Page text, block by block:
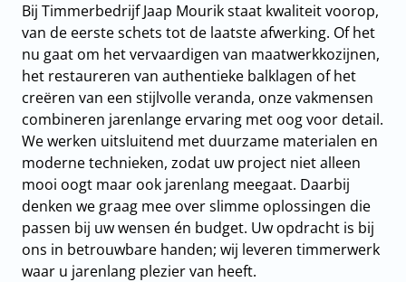
Bij Timmerbedrijf Jaap Mourik staat kwaliteit voorop,
van de eerste schets tot de laatste afwerking. Of het
nu gaat om het vervaardigen van maatwerkkozijnen,
het restaureren van authentieke balklagen of het
creëren van een stijlvolle veranda, onze vakmensen
combineren jarenlange ervaring met oog voor detail.
We werken uitsluitend met duurzame materialen en
moderne technieken, zodat uw project niet alleen
mooi oogt maar ook jarenlang meegaat. Daarbij
denken we graag mee over slimme oplossingen die
passen bij uw wensen én budget. Uw opdracht is bij
ons in betrouwbare handen; wij leveren timmerwerk
waar u jarenlang plezier van heeft.